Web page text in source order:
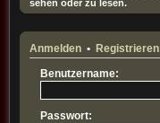
sehen oder zu lesen.
Anmelden• Registrieren
Benutzername:
Passwort: